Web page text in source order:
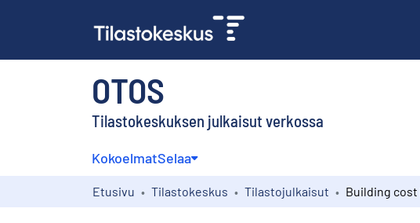
OTOS
Tilastokeskuksen julkaisut verkossa
KokoelmatSelaa
Etusivu Tilastokeskus Tilastojulkaisut